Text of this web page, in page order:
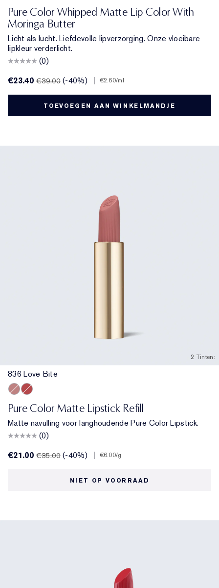
Pure Color Whipped Matte Lip Color With
Moringa Butter
Licht als lucht. Liefdevolle lipverzorging. Onze vloeibare
lipkleur verderlicht.
(0)
€23.40€39.00 (-40%) €2.60/ml
TOEVOEGEN AAN WINKELMANDJE
2 Tinten:
836 Love Bite
Pure Color Matte Lipstick Refill
Matte navulling voor langhoudende Pure Color Lipstick.
(0)
€21.00€35.00 (-40%) €6.00/g
NIET OP VOORRAAD